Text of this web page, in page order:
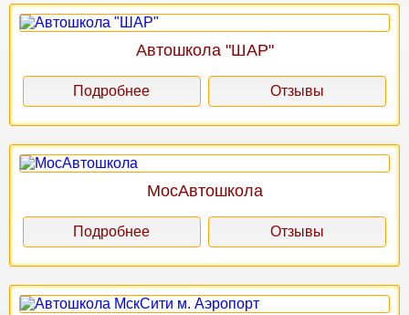
Автошкола "ШАР"
Подробнее Отзывы
МосАвтошкола
Подробнее Отзывы